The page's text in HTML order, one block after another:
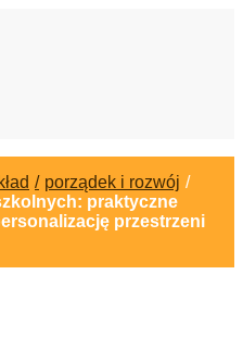
/ porządek i rozwój /
praktyczne
przestrzeni